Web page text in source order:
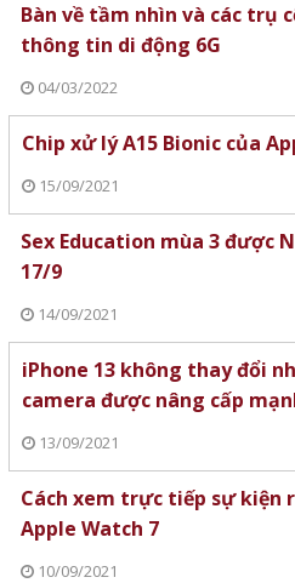
Bàn về tầm nhìn và các trụ
thông tin di động 6G
04/03/2022
Chip xử lý A15 Bionic của
15/09/2021
Sex Education mùa 3 được
17/9
14/09/2021
iPhone 13 không thay đổi
camera được nâng cấp
13/09/2021
Cách xem trực tiếp sự kiện
Apple Watch 7
10/09/2021